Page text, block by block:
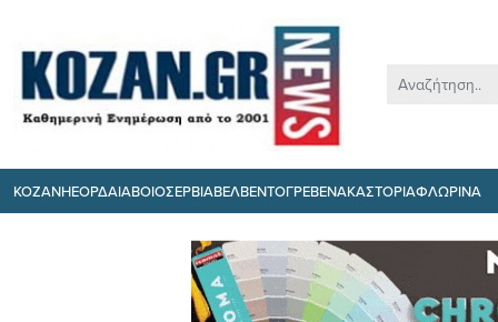
ΚΟΖΑΝΗΕΟΡΔΑΙΑΒΟΙΟΣΕΡΒΙΑΒΕΛΒΕΝΤΟΓΡΕΒΕΝΑΚΑΣΤΟΡΙΑΦΛΩΡΙΝΑ